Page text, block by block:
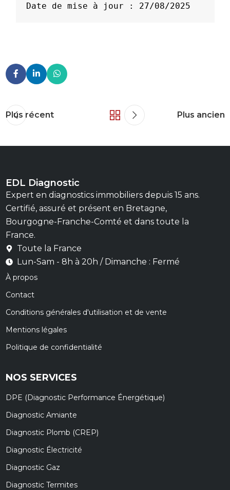
Date de mise à jour : 27/08/2025
Plus récent Plus ancien
EDL Diagnostic
Expert en diagnostics immobiliers depuis 15 ans.
Certifié, assuré et présent en Bretagne,
Bourgogne-Franche-Comté et dans toute la
France.
Toute la France
Lun-Sam - 8h à 20h / Dimanche : Fermé
À propos
Contact
Conditions générales d'utilisation et de vente
Mentions légales
Politique de confidentialité
NOS SERVICES
DPE (Diagnostic Performance Énergétique)
Diagnostic Amiante
Diagnostic Plomb (CREP)
Diagnostic Électricité
Diagnostic Gaz
Diagnostic Termites